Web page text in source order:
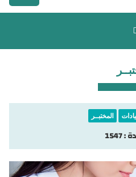
المختبــر
:
1547